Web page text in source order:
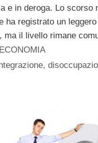
e in deroga. Lo scorso
ha registrato un
ma il livello rimane
,